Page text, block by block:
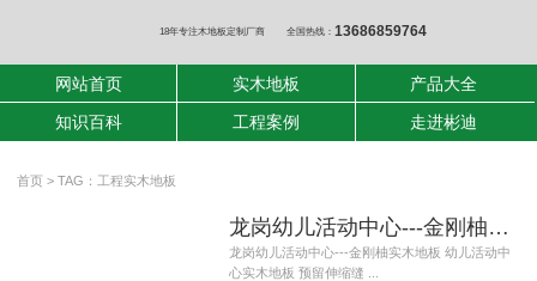
18年专注木地板定制厂商 全国热线： 13686859764
网站首页 实木地板
产品大全
知识百科
工程案例 走进彬迪
首页 > TAG：工程实木地板
龙岗幼儿活动中心---金刚柚实木地板
龙岗幼儿活动中心---金刚柚实木地板 幼儿活动中
心实木地板 预留伸缩缝 ...